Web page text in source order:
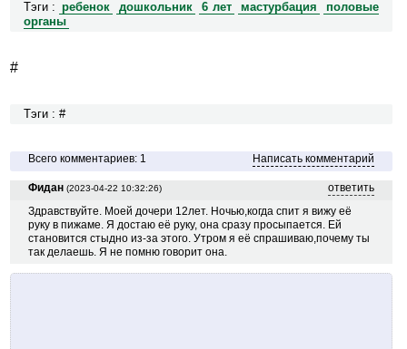
Тэги : ребенок дошкольник 6 лет мастурбация
половые
органы
#
Тэги : #
Всего комментариев: 1 Написать комментарий
Фидан (2023-04-22 10:32:26)
ответить
Здравствуйте. Моей дочери 12лет. Ночью,когда спит я вижу её
руку в пижаме. Я достаю её руку, она сразу просыпается. Ей
становится стыдно из-за этого. Утром я её спрашиваю,почему ты
так делаешь. Я не помню говорит она.